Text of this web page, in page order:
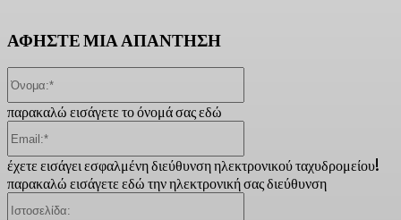
ΑΦΗΣΤΕ ΜΙΑ ΑΠΑΝΤΗΣΗ
παρακαλώ εισάγετε το όνομά σας εδώ
έχετε εισάγει εσφαλμένη διεύθυνση ηλεκτρονικού ταχυδρομείου!
παρακαλώ εισάγετε εδώ την ηλεκτρονική σας διεύθυνση